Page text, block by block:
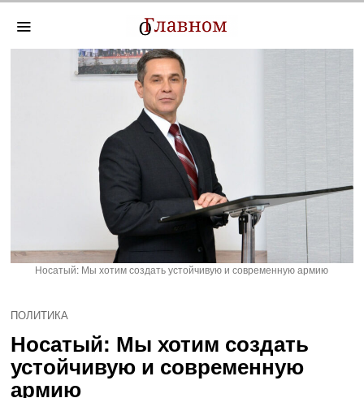
Носатый: Мы хотим создать устойчивую и современную армию
ПОЛИТИКА
Носатый: Мы хотим создать
устойчивую и современную
армию